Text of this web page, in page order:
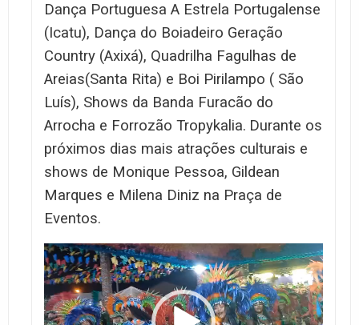
Dança Portuguesa A Estrela Portugalense
(Icatu), Dança do Boiadeiro Geração
Country (Axixá), Quadrilha Fagulhas de
Areias(Santa Rita) e Boi Pirilampo ( São
Luís), Shows da Banda Furacão do
Arrocha e Forrozão Tropykalia. Durante os
próximos dias mais atrações culturais e
shows de Monique Pessoa, Gildean
Marques e Milena Diniz na Praça de
Eventos.
Tocador
de
vídeo